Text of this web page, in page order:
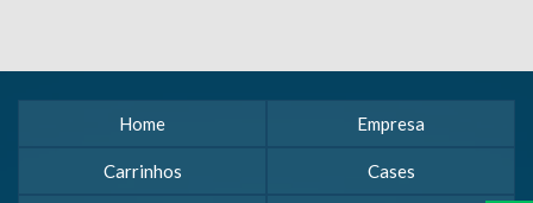
Home Empresa
Carrinhos Cases